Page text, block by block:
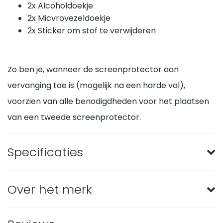
2x Alcoholdoekje
2x Micvrovezeldoekje
2x Sticker om stof te verwijderen
Zo ben je, wanneer de screenprotector aan
vervanging toe is (mogelijk na een harde val),
voorzien van alle benodigdheden voor het plaatsen
van een tweede screenprotector.
Specificaties
Over het merk